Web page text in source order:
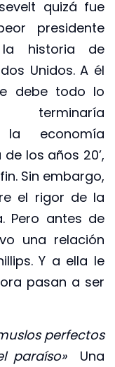
quizá fue
presidente
historia de
Unidos. A él
debe todo lo
terminaría
economía
los años 20’,
Sin embargo,
el rigor de la
Pero antes de
una relación
Y a ella le
pasan a ser
perfectos
paraíso»
Una